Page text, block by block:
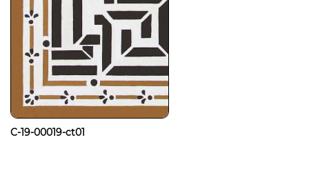
C-19-00019-ct01